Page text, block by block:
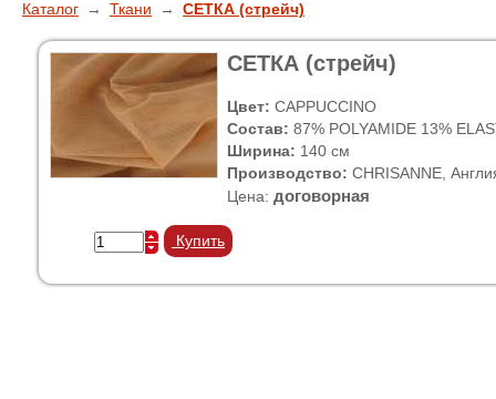
Каталог → Ткани → СЕТКА (стрейч)
СЕТКА (стрейч)
Цвет: CAPPUCCINO
Состав: 87% POLYAMIDE 13%
Ширина: 140 см
Производство: CHRISANNE,
Цена: договорная
Купить